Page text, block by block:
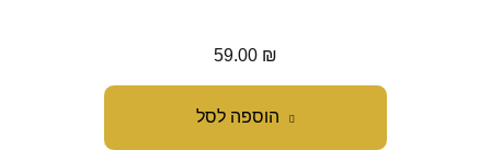
הוספה לסל
59.00 ₪